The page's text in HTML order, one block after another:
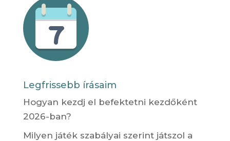
Legfrissebb írásaim
Hogyan kezdj el befektetni kezdőként
2026-ban?
Milyen játék szabályai szerint játszol a